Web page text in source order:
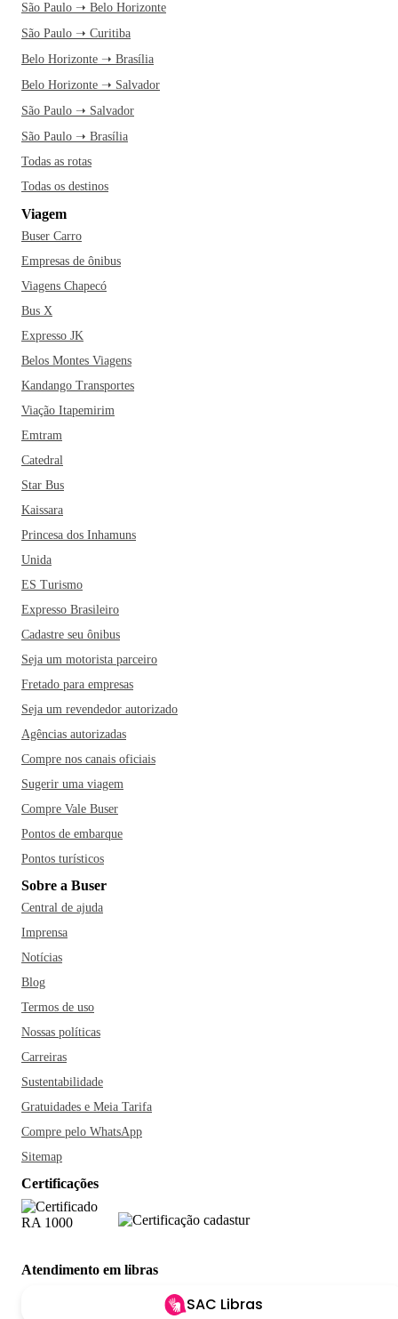
São Paulo ➝ Belo Horizonte
São Paulo ➝ Curitiba
Belo Horizonte ➝ Brasília
Belo Horizonte ➝ Salvador
São Paulo ➝ Salvador
São Paulo ➝ Brasília
Todas as rotas
Todas os destinos
Viagem
Buser Carro
Empresas de ônibus
Viagens Chapecó
Bus X
Expresso JK
Belos Montes Viagens
Kandango Transportes
Viação Itapemirim
Emtram
Catedral
Star Bus
Kaissara
Princesa dos Inhamuns
Unida
ES Turismo
Expresso Brasileiro
Cadastre seu ônibus
Seja um motorista parceiro
Fretado para empresas
Seja um revendedor autorizado
Agências autorizadas
Compre nos canais oficiais
Sugerir uma viagem
Compre Vale Buser
Pontos de embarque
Pontos turísticos
Sobre a Buser
Central de ajuda
Imprensa
Notícias
Blog
Termos de uso
Nossas políticas
Carreiras
Sustentabilidade
Gratuidades e Meia Tarifa
Compre pelo WhatsApp
Sitemap
Certificações
Atendimento em libras
SAC Libras